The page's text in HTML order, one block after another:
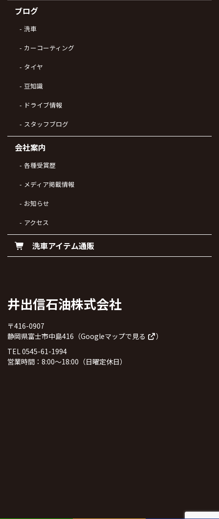
ブログ
洗車
カーコーティング
タイヤ
豆知識
ドライブ情報
スタッフブログ
会社案内
各種受賞歴
メディア掲載情報
お知らせ
アクセス
洗車アイテム通販
井出信石油株式会社
〒416-0907
静岡県富士市中島416（Googleマップで見る
）
TEL 0545-61-1994
営業時間：8:00～18:00（日曜定休日）